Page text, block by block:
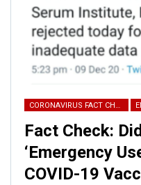
Click herefor
updates and
AI-powered
CORONAVIRUS FACT CHECK
Fact Check:
‘Emergency
COVID-19